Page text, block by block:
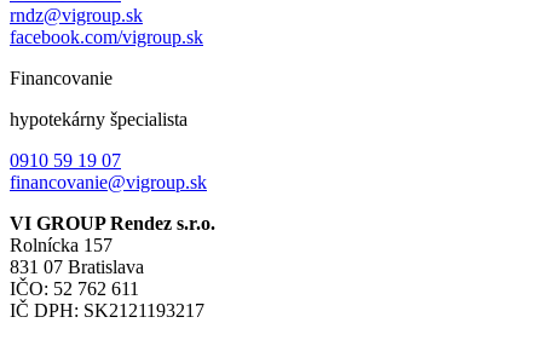
rndz@vigroup.sk
facebook.com/vigroup.sk
Financovanie
hypotekárny špecialista
0910 59 19 07
financovanie@vigroup.sk
VI GROUP Rendez s.r.o.
Rolnícka 157
831 07 Bratislava
IČO: 52 762 611
IČ DPH: SK2121193217